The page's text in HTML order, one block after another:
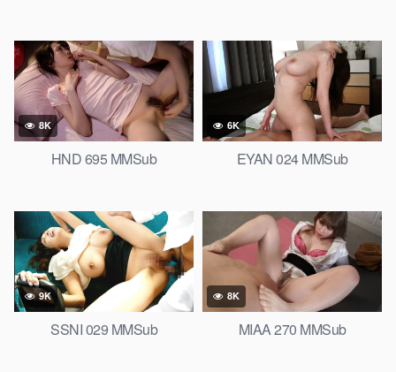
8K
HND 695 MMSub
6K
EYAN 024 MMSub
9K
SSNI 029 MMSub
8K
MIAA 270 MMSub